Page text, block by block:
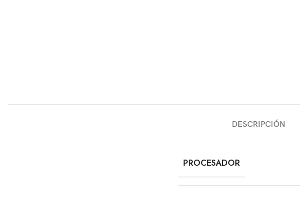
DESCRIPCIÓN
PROCESADOR